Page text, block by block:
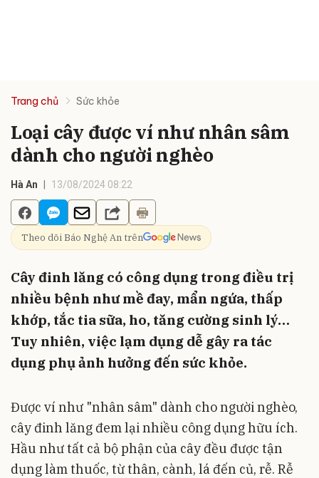
Trang chủ Sức khỏe
Loại cây được ví như nhân sâm
dành cho người nghèo
Hà An 13/08/2024 08:22
Theo dõi Báo Nghệ An trên
Cây đinh lăng có công dụng trong điều trị
nhiều bệnh như mề đay, mẩn ngứa, thấp
khớp, tắc tia sữa, ho, tăng cường sinh lý…
Tuy nhiên, việc lạm dụng dễ gây ra tác
dụng phụ ảnh hưởng đến sức khỏe.
Được ví như "nhân sâm" dành cho người nghèo,
cây đinh lăng đem lại nhiều công dụng hữu ích.
Hầu như tất cả bộ phận của cây đều được tận
dụng làm thuốc, từ thân, cành, lá đến củ, rễ. Rễ